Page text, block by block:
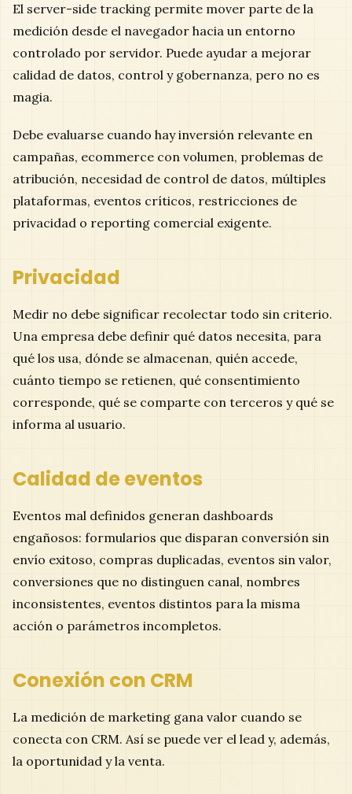
El server-side tracking permite mover parte de la
medición desde el navegador hacia un entorno
controlado por servidor. Puede ayudar a mejorar
calidad de datos, control y gobernanza, pero no es
magia.
Debe evaluarse cuando hay inversión relevante en
campañas, ecommerce con volumen, problemas de
atribución, necesidad de control de datos, múltiples
plataformas, eventos críticos, restricciones de
privacidad o reporting comercial exigente.
Privacidad
Medir no debe significar recolectar todo sin criterio.
Una empresa debe definir qué datos necesita, para
qué los usa, dónde se almacenan, quién accede,
cuánto tiempo se retienen, qué consentimiento
corresponde, qué se comparte con terceros y qué se
informa al usuario.
Calidad de eventos
Eventos mal definidos generan dashboards
engañosos: formularios que disparan conversión sin
envío exitoso, compras duplicadas, eventos sin valor,
conversiones que no distinguen canal, nombres
inconsistentes, eventos distintos para la misma
acción o parámetros incompletos.
Conexión con CRM
La medición de marketing gana valor cuando se
conecta con CRM. Así se puede ver el lead y, además,
la oportunidad y la venta.